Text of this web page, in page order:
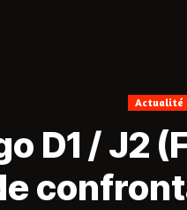
Actualité
D1 / J2